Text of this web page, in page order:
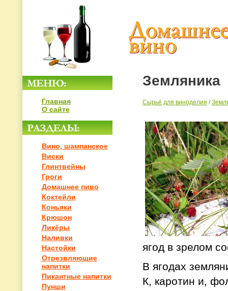
Главная
О сайте
Вино, шампанское
Виски
Глинтвейны
Гроги
Домашнее пиво
Коктейли
Коньяки
Крюшон
Ликёры
Наливки
Настойки
Отрезвляющие
напитки
Пикантные напитки
Пунши
Земляника
Сырьё для виноделия /
ягод в зрелом
В ягодах
К, каротин и,